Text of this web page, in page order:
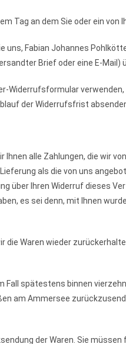
Tag an dem Sie oder ein
uns, Fabian Johannes
Brief oder eine E-
Widerrufsformular
der Widerrufsfrist
Ihnen alle Zahlungen, die wir
als die von uns
über Ihren Widerruf dieses
es sei denn, mit Ihnen
die Waren wieder
Fall spätestens binnen
am Ammersee
der Waren. Sie